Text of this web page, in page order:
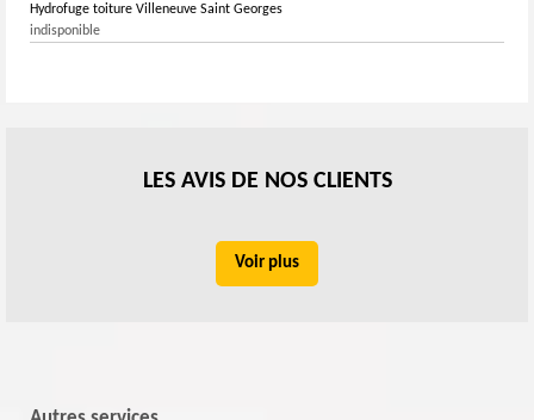
Hydrofuge toiture Villeneuve Saint Georges
indisponible
LES AVIS DE NOS CLIENTS
Voir plus